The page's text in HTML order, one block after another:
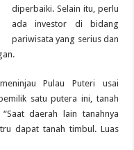
diperbaiki. Selain itu, perlu
ada investor di bidang
pariwisata yang serius dan
Pulau Puteri usai
satu putera ini, tanah
daerah lain tanahnya
dapat tanah timbul. Luas